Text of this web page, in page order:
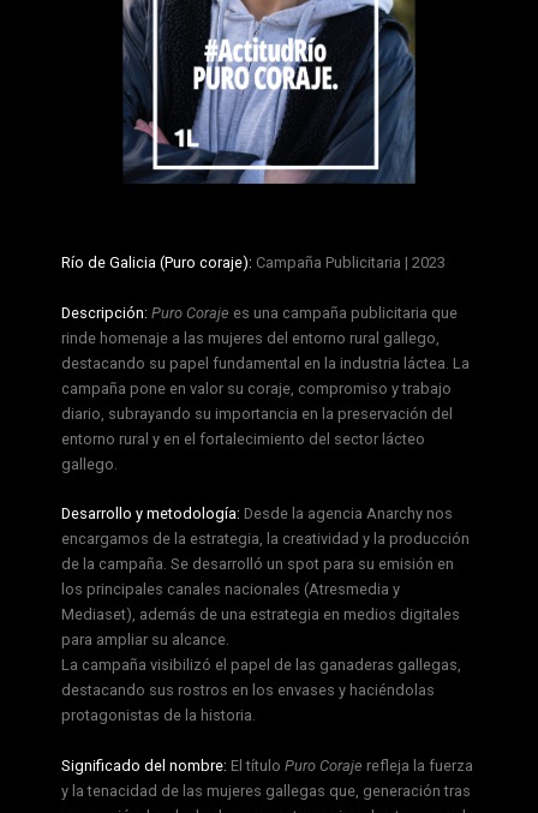
Río de Galicia (Puro coraje): Campaña Publicitaria | 2023
Descripción: Puro Coraje es una campaña publicitaria que
rinde homenaje a las mujeres del entorno rural gallego,
destacando su papel fundamental en la industria láctea. La
campaña pone en valor su coraje, compromiso y trabajo
diario, subrayando su importancia en la preservación del
entorno rural y en el fortalecimiento del sector lácteo
gallego.
Desarrollo y metodología: Desde la agencia Anarchy nos
encargamos de la estrategia, la creatividad y la producción
de la campaña. Se desarrolló un spot para su emisión en
los principales canales nacionales (Atresmedia y
Mediaset), además de una estrategia en medios digitales
para ampliar su alcance.
La campaña visibilizó el papel de las ganaderas gallegas,
destacando sus rostros en los envases y haciéndolas
protagonistas de la historia.
Significado del nombre: El título Puro Coraje refleja la fuerza
y la tenacidad de las mujeres gallegas que, generación tras